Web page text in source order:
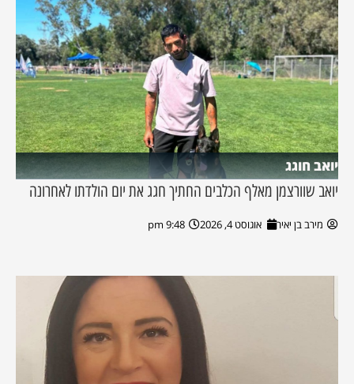
יואב חוגג
יואב שוורצמן מאלף הכלבים החתיך חגג את יום הולדתו לאחרונה
מירב בן יאיר אוגוסט 4, 2026 9:48 pm